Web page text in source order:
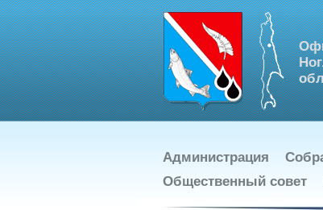
Администрация
Общественный совет